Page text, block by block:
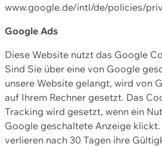
www.google.de/intl/de/policies/
Google Ads
Diese Website nutzt das Google
Sind Sie über eine von Google
unsere Website gelangt, wird von
auf Ihrem Rechner gesetzt. Das
Tracking wird gesetzt, wenn ein
Google geschaltete Anzeige
verlieren nach 30 Tagen ihre